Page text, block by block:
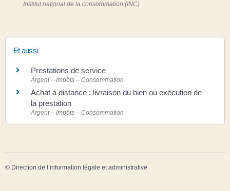
Institut national de la consommation (INC)
Et aussi
Prestations de service
Argent – Impôts – Consommation
Achat à distance : livraison du bien ou exécution de
la prestation
Argent – Impôts – Consommation
© Direction de l’information légale et administrative